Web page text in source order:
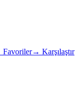
Favoriler→ Karşılaştır